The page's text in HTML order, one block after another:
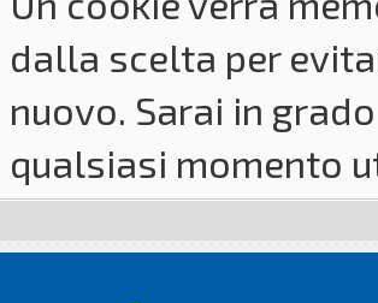
dalla scelta per
nuovo. Sarai in
qualsiasi momento